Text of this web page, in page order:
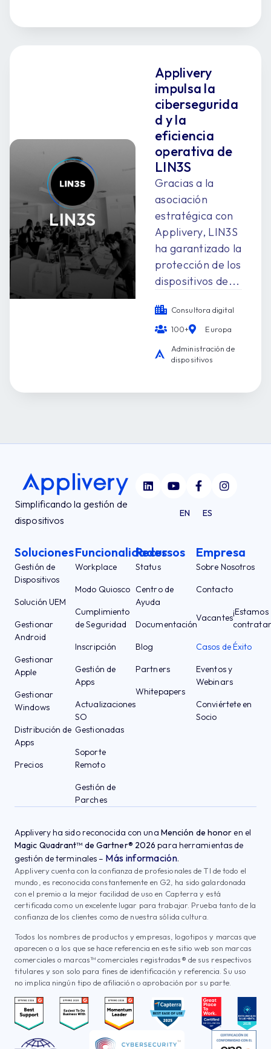
LIN3S
Applivery
impulsa la
cibersegurida
d y la
eficiencia
operativa de
LIN3S
Gracias a la
asociación
estratégica con
Applivery, LIN3S
ha garantizado la
protección de los
dispositivos de...
Consultora digital
100+
Europa
Administración de
dispositivos
Simplificando la gestión de
dispositivos
EN ES
Soluciones
Gestión de
Dispositivos
Solución UEM
Gestionar
Android
Gestionar
Apple
Gestionar
Windows
Distribución de
Apps
Precios
Funcionalidades
Workplace
Modo Quiosco
Cumplimiento
de Seguridad
Inscripción
Gestión de
Apps
Actualizaciones
SO
Gestionadas
Soporte
Remoto
Gestión de
Parches
Recursos
Status
Centro de
Ayuda
Documentación
Blog
Partners
Whitepapers
Empresa
Sobre Nosotros
Contacto
Vacantes
¡Estamos
Casos de Éxito
Eventos y
Webinars
Conviértete en
Socio
Applivery ha sido reconocida con una Mención de honor en el
Magic Quadrant™ de Gartner® 2026 para herramientas de
gestión de terminales – Más información.
Applivery cuenta con la confianza de profesionales de TI de todo el
mundo, es reconocida constantemente en G2, ha sido galardonada
con el premio a la mejor facilidad de uso en Capterra y está
certificada como un excelente lugar para trabajar. Prueba tanto de la
confianza de los clientes como de nuestra sólida cultura.
Todos los nombres de productos y empresas, logotipos y marcas que
aparecen o a los que se hace referencia en este sitio web son marcas
comerciales o marcas™ comerciales registradas® de sus respectivos
titulares y son solo para fines de identificación y referencia. Su uso
no implica ningún tipo de afiliación o aprobación por su parte.